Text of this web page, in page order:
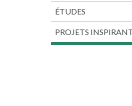
ÉTUDES
PROJETS